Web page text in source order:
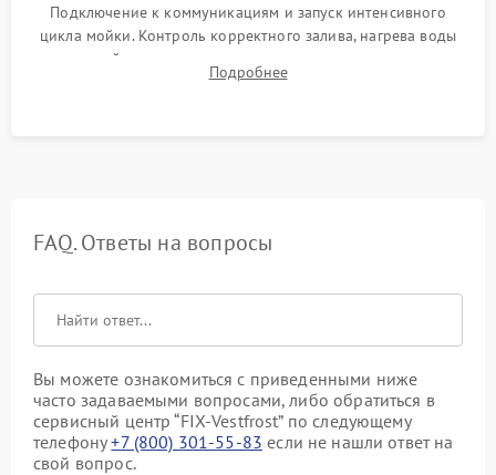
Подключение к коммуникациям и запуск интенсивного
цикла мойки. Контроль корректного залива, нагрева воды
до нужной температуры, отсутствия посторонних шумов,
штатного слива и абсолютной сухости в поддоне.
Подробнее
FAQ. Ответы на вопросы
Вы можете ознакомиться с приведенными ниже
часто задаваемыми вопросами, либо обратиться в
сервисный центр “FIX-Vestfrost” по следующему
телефону+7 (800) 301-55-83 если не нашли ответ на
свой вопрос.